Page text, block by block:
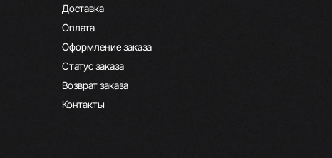
Доставка
Оплата
Оформление заказа
Статус заказа
Возврат заказа
Контакты